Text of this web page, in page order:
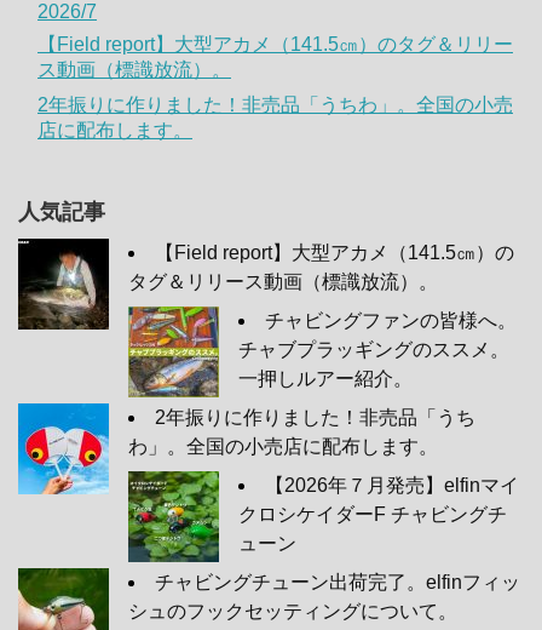
2026/7
【Field report】大型アカメ（141.5㎝）のタグ＆リリー
ス動画（標識放流）。
2年振りに作りました！非売品「うちわ」。全国の小売
店に配布します。
人気記事
【Field report】大型アカメ（141.5㎝）の
タグ＆リリース動画（標識放流）。
チャビングファンの皆様へ。
チャブプラッギングのススメ。
一押しルアー紹介。
2年振りに作りました！非売品「うち
わ」。全国の小売店に配布します。
【2026年７月発売】elfinマイ
クロシケイダーF チャビングチ
ューン
チャビングチューン出荷完了。elfinフィッ
シュのフックセッティングについて。